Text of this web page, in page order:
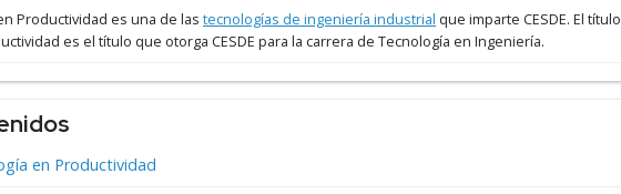
Productividad es una de las tecnologías de ingeniería industrial que imparte CESDE. El título
es el título que otorga CESDE para la carrera de Tecnología en Ingeniería.
en Productividad